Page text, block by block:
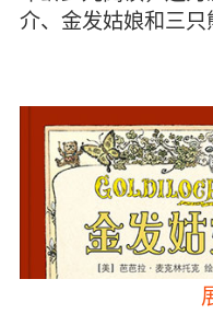
介、金发姑娘和三只